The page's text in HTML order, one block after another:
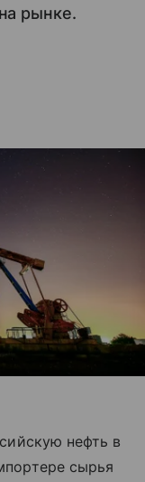
рынке.
нефть в
сырья